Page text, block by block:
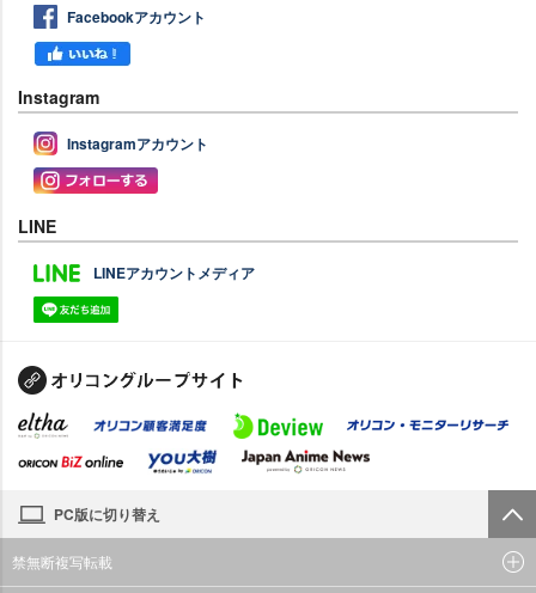
Facebookアカウント
Instagram
Instagramアカウント
LINE
LINEアカウントメディア
PC版に切り替え
禁無断複写転載